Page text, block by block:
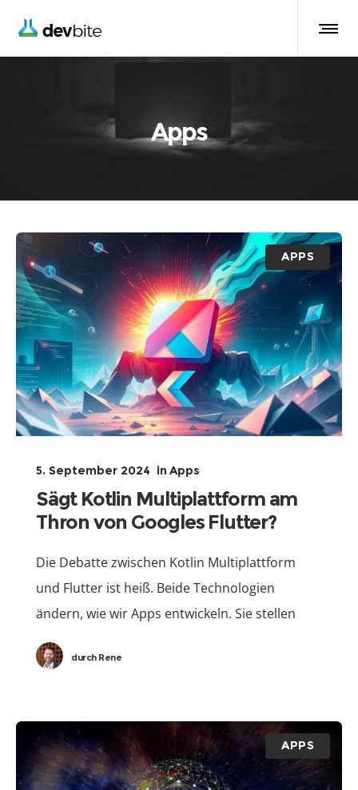
Apps
APPS
5. September 2024 in Apps
Sägt Kotlin Multiplattform am
Thron von Googles Flutter?
Die Debatte zwischen Kotlin Multiplattform
und Flutter ist heiß. Beide Technologien
ändern, wie wir Apps entwickeln. Sie stellen
neue Anforderungen an Leistung und
Flexibilität. Kotlin Multiplattform von JetBrains
durchRene
APPS